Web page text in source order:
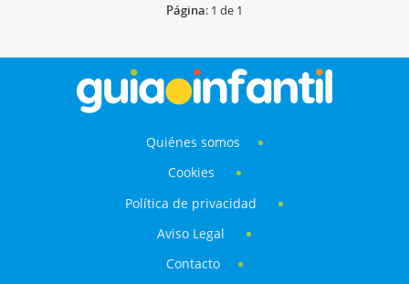
Página: 1 de 1
Quiénes somos
Cookies
Política de privacidad
Aviso Legal
Contacto